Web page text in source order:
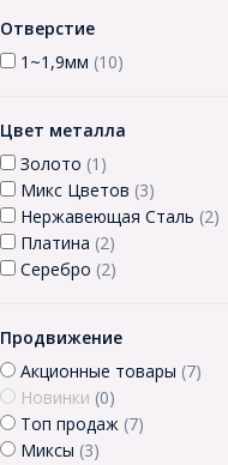
Отверстие
1~1,9мм (10)
Цвет металла
Золото (1)
Микс Цветов (3)
Нержавеющая Сталь (2)
Платина (2)
Серебро (2)
Продвижение
Акционные товары (7)
Новинки (0)
Топ продаж (7)
Миксы (3)